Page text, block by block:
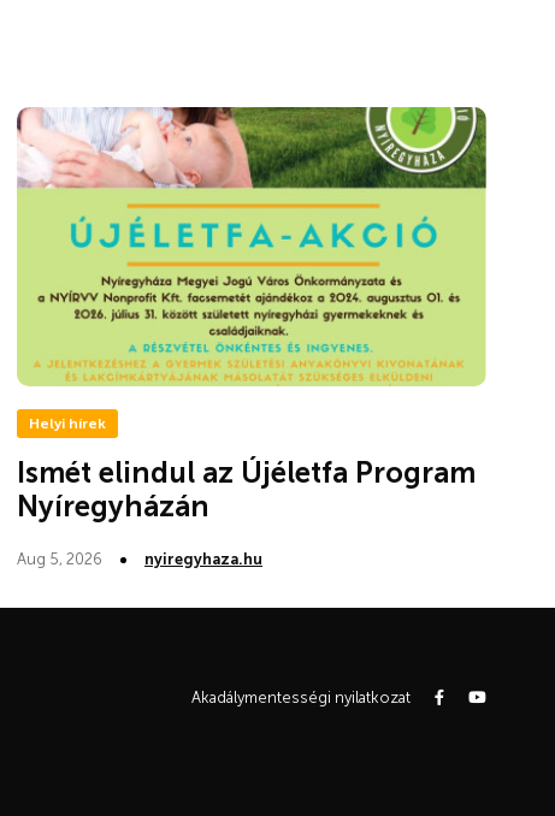
Helyi hírek
Ismét elindul az Újéletfa Program
Nyíregyházán
Aug 5, 2026 nyiregyhaza.hu
Akadálymentességi nyilatkozat